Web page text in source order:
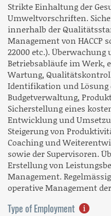
Strikte Einhaltung der
Umweltvorschriften.
innerhalb der
Management von HACCP
22000 etc.).
Betriebsabläufe im Werk,
Wartung,
Identifikation und Lösung
Budgetverwaltung,
Sicherstellung eines
Entwicklung und
Steigerung von
Coaching und
sowie der Supervisoren.
Erstellung von
Management.
operative Management
Type of Employment